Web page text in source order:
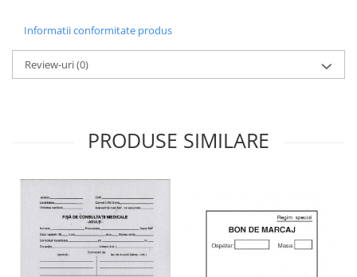
Informatii conformitate produs
Review-uri(0)
PRODUSE SIMILARE